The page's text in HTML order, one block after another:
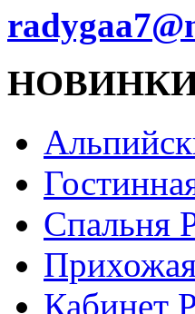
Спальня
Кабинет